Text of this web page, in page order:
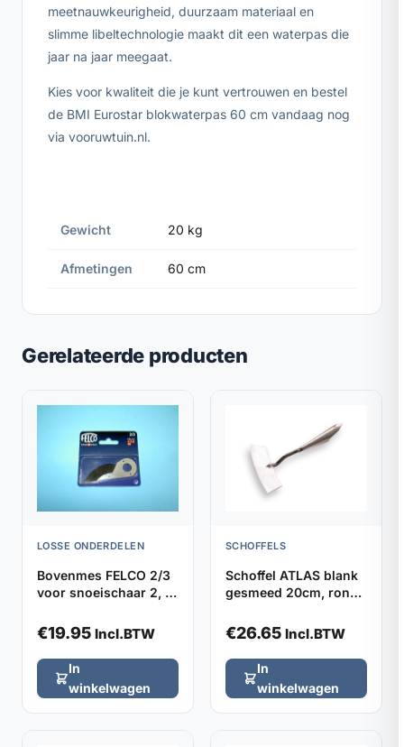
meetnauwkeurigheid, duurzaam materiaal en
slimme libeltechnologie maakt dit een waterpas die
jaar na jaar meegaat.
Kies voor kwaliteit die je kunt vertrouwen en bestel
de BMI Eurostar blokwaterpas 60 cm vandaag nog
via vooruwtuin.nl.
Gewicht 20 kg
Afmetingen 60 cm
Gerelateerde producten
LOSSE ONDERDELEN
Bovenmes FELCO 2/3
voor snoeischaar 2, 4,
€19.95 Incl.BTW
In
winkelwagen
SCHOFFELS
Schoffel ATLAS blank
gesmeed 20cm, rond
€26.65 Incl.BTW
In
winkelwagen